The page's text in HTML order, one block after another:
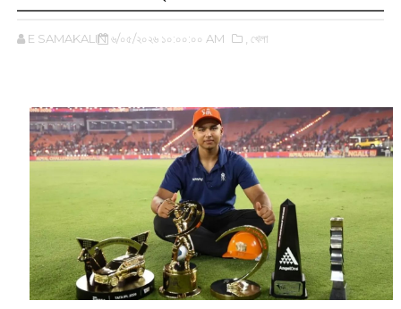
E SAMAKALIN ৬/০৫/২০২৬ ১০:০০:০০ AM ,‌ খেলা